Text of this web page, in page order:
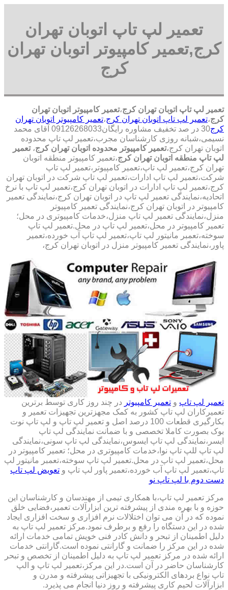
تعمیر لپ تاپ اتوبان تهران
کرج,تعمیر کامپیوتر اتوبان تهران
کرج
تعمیر لپ تاپ اتوبان تهران کرج،تعمیر کامپیوتر اتوبان تهران
کرج،تعمیر لپ تاپ اتوبان تهران کرج،تعمیر کامپیوتر اتوبان تهران
کرج
30 در صد تخفیف مشاوره رایگان09126268033 آقای محمد
نسیمی،شبانه روزی کارشناسان مجرب،تعمیر لپ تاپ محدوده
اتوبان تهران کرج،تعمیر کامپیوتر محدوده اتوبان تهران کرج، تعمیر
لپ تاپ منطقه اتوبان تهران کرج،تعمیر کامپیوتر منطقه اتوبان
تهران کرج،تعمیر لپ تاپ،تعمیر کامپیوتر،تعمیر لپ تاپ
شرکت،تعمیر لپ تاپ ادارات،تعمیر لپ تاپ شرکت در اتوبان تهران
کرج،تعمیر لپ تاپ ادارات در اتوبان تهران کرج،تعمیر لپ تاپ با نرخ
اتحادیه،نمایندگی تعمیر لپ تاپ در اتوبان تهران کرج،نمایندگی تعمیر
کامپیوتر در اتوبان تهران کرج،نمایندگی تعمیر کامپیوتر
منزل،نمایندگی تعمیر لپ تاپ منزل،خدمات کامپیوتری در محل؛
تعمیر کامپیوتر در محل،تعمیر لپ تاپ در محل.تعمیر لپ تاپ
سوخته،تعمبر مانیتور لپ تاپ،تعمیر لپ تاپ آب خورده،تعمیر
پاور،نمایندگی تعمیر کامپیوتر منزل در اتوبان تهران کرج،
تعمیر لپ تاپ و تعمیر کامپیوتر در چند روز کاری توسط برترین
تعمیرکاران لپ تاپ کشور به کمک مجهزترین تجهیزات تعمیر و
بکارگیری قطعات 100 درصد اصل و تعمیر لپ تاپ و لپ تاپ نوت
بوک بصورت کاملا تخصصی و با ضمانت نمایندگی لپ تاپ
ایسر،نمایندگی لپ تاپ ایسوس،نمایندگی لپ تاپ سونی،نمایندگی
لپ تاپ للپ تاپ نوا،خدمات کامپیوتری در محل؛ تعمیر کامپیوتر در
محل،تعمیر لپ تاپ در محل.تعمیر لپ تاپ سوخته،تعمبر مانیتور لپ
تاپ،تعمیر لپ تاپ آب خورده،تعمیر پاور لپ تاپ و تعویض لپ تاپ
دست دوم با لپ تاپ نو
مرکز تعمیر لپ تاپ،با همکاری تیمی از مهندسان و کارشناسان این
حوزه و با بهره مندی از پیشرفته ترین ابزارآلات تعمیر،فضایی خلق
نموده که در آن می توان اختلالات نرم افزاری و سخت افزاری ایجاد
شده در این دستگاه را رفع و برطرف نمود.مرکز تعمیر لپ تاپ به
دلیل اطمینان از تبحر و دانش کادر فنی خویش تمامی خدمات ارائه
شده در این مرکز را ضمانت و گارانتی نموده است.گارانتی خدمات
ارائه شده در مرکز تعمیر لپ تاپ به دلیل اطمینان از تخصص و تبحر
کارشناسان حاضر در آن است.در این مرکز،تعمیر لپ تاپ و الپ
تاپ نواع بردهای الکترونیکی با تجهیزاتی پیشرفته و مدرن و
ابزارآلات لحیم کاری پیشرفته و روز دنیا انجام می پذیرد.